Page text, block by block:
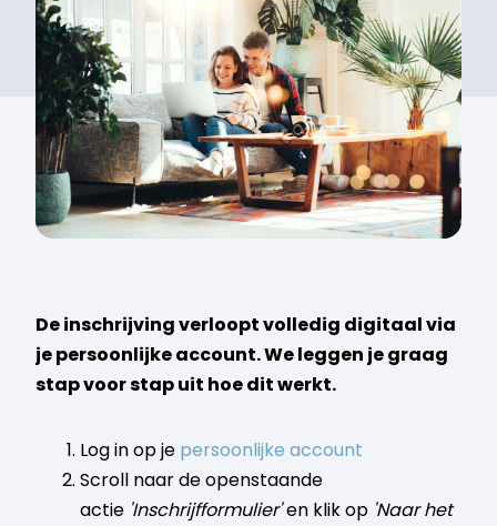
De inschrijving verloopt volledig digitaal via
je persoonlijke account. We leggen je graag
stap voor stap uit hoe dit werkt.
Log in op je persoonlijke account
Scroll naar de openstaande
actie 'Inschrijfformulier'en klik op 'Naar het